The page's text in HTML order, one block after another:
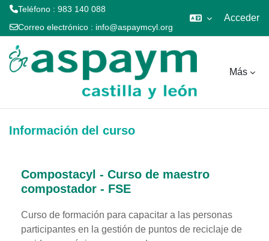
Teléfono : 983 140 088
Correo electrónico : info@aspaymcyl.org
Acceder
Más
Información del curso
Compostacyl - Curso de maestro
compostador - FSE
Curso de formación para capacitar a las personas
participantes en la gestión de puntos de reciclaje de